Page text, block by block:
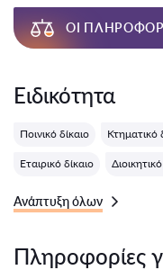
ΟΙ
Ειδικότητα
Ποινικό δίκαιο Κτηματικό
Εταιρικό δίκαιο
Ανάπτυξη όλων
Πληροφορίες